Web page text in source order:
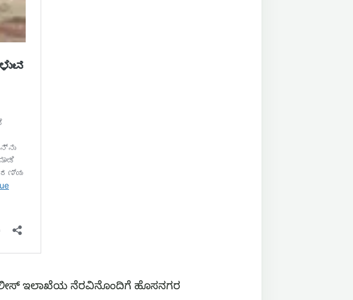
ಇಲಾಖೆಯ ನೆರವಿನೊಂದಿಗೆ ಹೊಸನಗರ